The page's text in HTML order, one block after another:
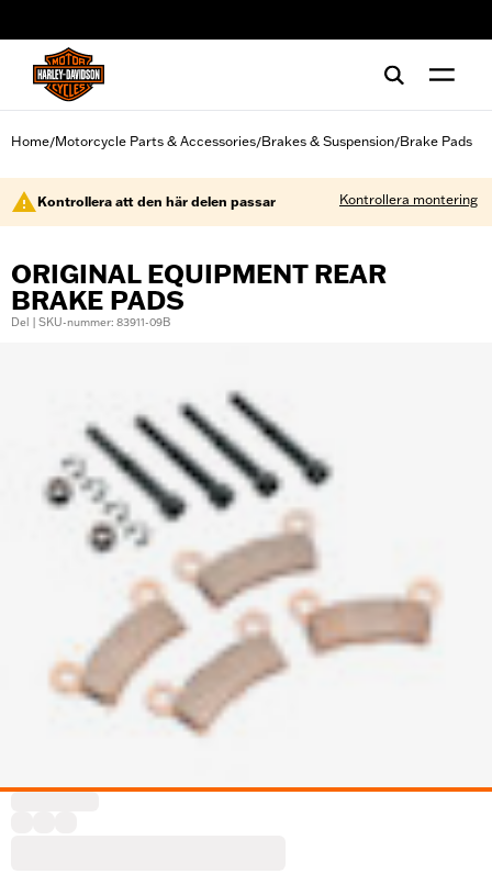
Home/Motorcycle Parts & Accessories/Brakes & Suspension/Brake Pads
Kontrollera att den här delen passar Kontrollera montering
ORIGINAL EQUIPMENT REAR
BRAKE PADS
Del | SKU-nummer: 83911-09B